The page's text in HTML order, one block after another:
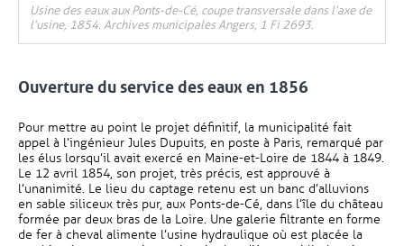
Usine des eaux aux Ponts-de-Cé, coupe transversale dans l’axe de
l’usine, 1854. Archives municipales Angers, 1 Fi 2693.
Ouverture du service des eaux en 1856
Pour mettre au point le projet définitif, la municipalité fait
appel à l’ingénieur Jules Dupuits, en poste à Paris, remarqué par
les élus lorsqu’il avait exercé en Maine-et-Loire de 1844 à 1849.
Le 12 avril 1854, son projet, très précis, est approuvé à
l’unanimité. Le lieu du captage retenu est un banc d’alluvions
en sable siliceux très pur, aux Ponts-de-Cé, dans l’île du château
formée par deux bras de la Loire. Une galerie filtrante en forme
de fer à cheval alimente l’usine hydraulique où est placée la